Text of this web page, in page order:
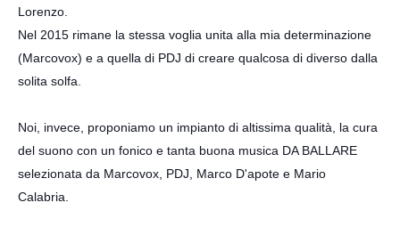
Lorenzo.
Nel 2015 rimane la stessa voglia unita alla mia determinazione
(Marcovox) e a quella di PDJ di creare qualcosa di diverso dalla
solita solfa.
Noi, invece, proponiamo un impianto di altissima qualità, la cura
del suono con un fonico e tanta buona musica DA BALLARE
selezionata da Marcovox , PDJ, Marco D'apote e Mario
Calabria.